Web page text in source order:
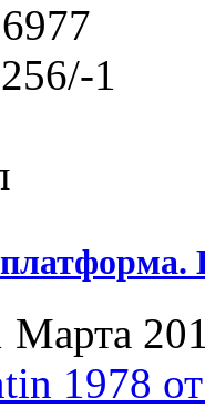
1
Марта
1978